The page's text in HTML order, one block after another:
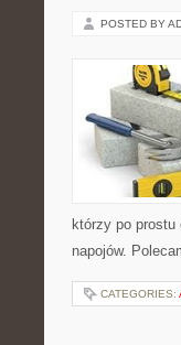
POSTED BY
którzy po prostu
napojów.
CATEGORIES: